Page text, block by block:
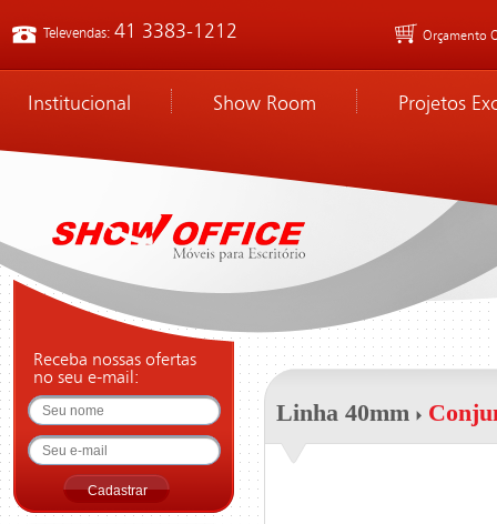
Televendas: 41 3383-1212 Orçamento
Institucional Show Room Projetos
Receba nossas ofertas
no seu e-mail:
Linha 40mm